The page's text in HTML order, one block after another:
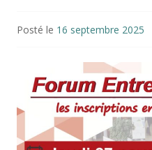
Posté le 16 septembre 2025